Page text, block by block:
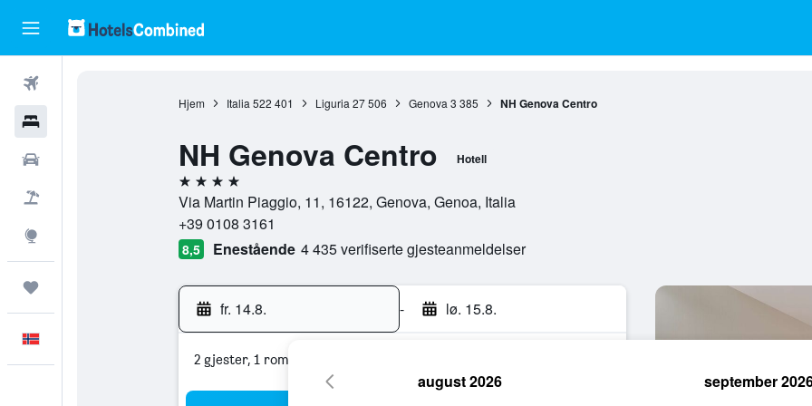
Hjem Italia 522 401 Liguria 27 506 Genova 3 385 NH Genova Centro
NH Genova Centro Hotell
4 stjerner
Via Martin Piaggio, 11, 16122, Genova, Genoa, Italia
+39 0108 3161
8,5 Enestående 4 435 verifiserte gjesteanmeldelser
fr. 14.8. - lø. 15.8.
2 gjester, 1 rom
august 2026 september